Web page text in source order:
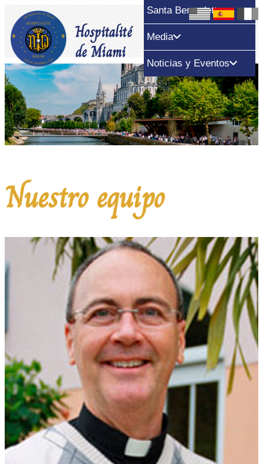
Hospitalité
de Miami
Pago
Santa Bernadette
Media
Noticias y Eventos
Nuestro equipo